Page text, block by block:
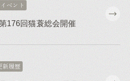
イベント
176回猫蓑総会開催
新履歴